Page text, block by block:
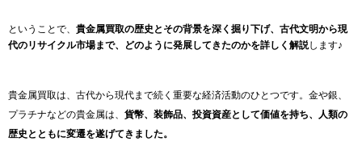
ということで、 貴金属買取の歴史とその背景を深く掘り下げ、古代文明から現
代のリサイクル市場まで、どのように発展してきたのかを詳しく解説します♪
貴金属買取は、古代から現代まで続く重要な経済活動のひとつです。金や銀、
プラチナなどの貴金属は、 貨幣、装飾品、投資資産として価値を持ち、人類の
歴史とともに変遷を遂げてきました。